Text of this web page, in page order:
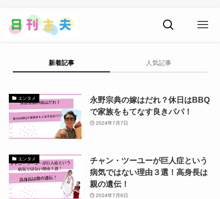
新着記事 人気記事
エンタメ
永野宗典の嫁はだれ？休日はBBQ
で家族をもてなす良きパパ！
2024年7月7日
エンタメ
チャン・ツーユーが巨人症という
病気ではない理由３選！高身長は
親の遺伝！
2024年7月6日